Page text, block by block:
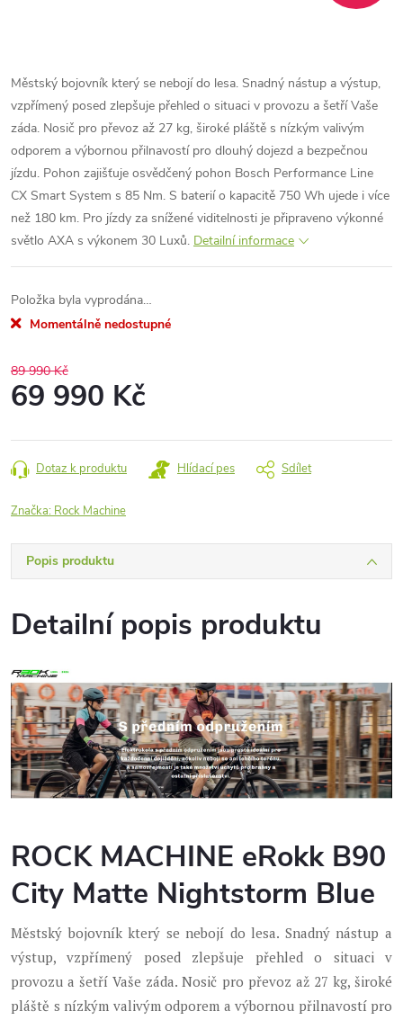
Městský bojovník který se nebojí do lesa. Snadný nástup a výstup,
vzpřímený posed zlepšuje přehled o situaci v provozu a šetří Vaše
záda. Nosič pro převoz až 27 kg, široké pláště s nízkým valivým
odporem a výbornou přilnavostí pro dlouhý dojezd a bezpečnou
jízdu. Pohon zajišťuje osvědčený pohon Bosch Performance Line
CX Smart System s 85 Nm. S baterií o kapacitě 750 Wh ujede i více
než 180 km. Pro jízdy za snížené viditelnosti je připraveno výkonné
světlo AXA s výkonem 30 Luxů. Detailní informace
Položka byla vyprodána…
Momentálně nedostupné
89 990 Kč
69 990 Kč
cena:
Dotaz k produktu Hlídací pes Sdílet
Značka: Rock Machine
Popis produktu
Detailní popis produktu
ROCK MACHINE eRokk B90
City Matte Nightstorm Blue
Městský bojovník který se nebojí do lesa. Snadný nástup a
výstup, vzpřímený posed zlepšuje přehled o situaci v
provozu a šetří Vaše záda. Nosič pro převoz až 27 kg, široké
pláště s nízkým valivým odporem a výbornou přilnavostí pro